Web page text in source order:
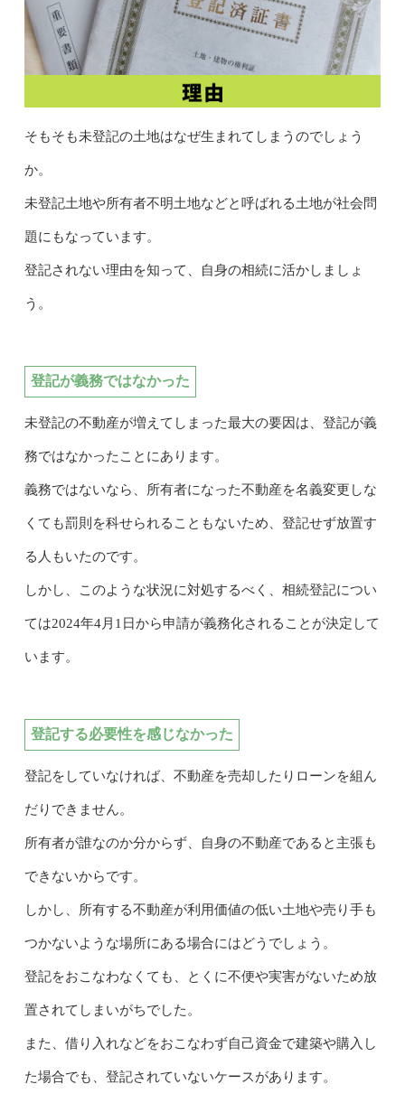
そもそも未登記の土地はなぜ生まれてしまうのでしょう
か。
未登記土地や所有者不明土地などと呼ばれる土地が社会問
題にもなっています。
登記されない理由を知って、自身の相続に活かしましょ
う。
登記が義務ではなかった
未登記の不動産が増えてしまった最大の要因は、登記が義
務ではなかったことにあります。
義務ではないなら、所有者になった不動産を名義変更しな
くても罰則を科せられることもないため、登記せず放置す
る人もいたのです。
しかし、このような状況に対処するべく、相続登記につい
ては2024年4月1日から申請が義務化されることが決定して
います。
登記する必要性を感じなかった
登記をしていなければ、不動産を売却したりローンを組ん
だりできません。
所有者が誰なのか分からず、自身の不動産であると主張も
できないからです。
しかし、所有する不動産が利用価値の低い土地や売り手も
つかないような場所にある場合にはどうでしょう。
登記をおこなわなくても、とくに不便や実害がないため放
置されてしまいがちでした。
また、借り入れなどをおこなわず自己資金で建築や購入し
た場合でも、登記されていないケースがあります。